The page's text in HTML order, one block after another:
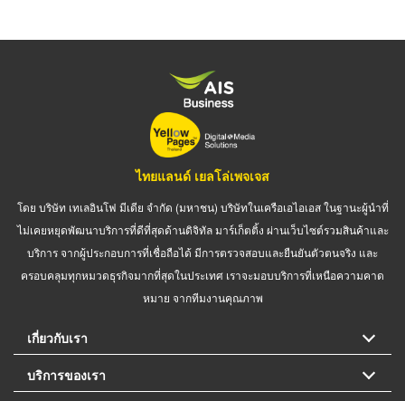
ไทยแลนด์ เยลโล่เพจเจส
โดย บริษัท เทเลอินโฟ มีเดีย จำกัด (มหาชน) บริษัทในเครือเอไอเอส ในฐานะผู้นำที่
ไม่เคยหยุดพัฒนาบริการที่ดีที่สุดด้านดิจิทัล มาร์เก็ตติ้ง ผ่านเว็บไซต์รวมสินค้าและ
บริการ จากผู้ประกอบการที่เชื่อถือได้ มีการตรวจสอบและยืนยันตัวตนจริง และ
ครอบคลุมทุกหมวดธุรกิจมากที่สุดในประเทศ เราจะมอบบริการที่เหนือความคาด
หมาย จากทีมงานคุณภาพ
เกี่ยวกับเรา
บริการของเรา